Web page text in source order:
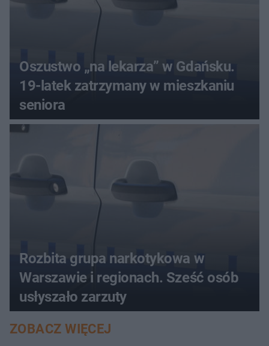
Oszustwo „na lekarza” w Gdańsku.
19-latek zatrzymany w mieszkaniu
seniora
Rozbita grupa narkotykowa w
Warszawie i regionach. Sześć osób
usłyszało zarzuty
ZOBACZ WIĘCEJ